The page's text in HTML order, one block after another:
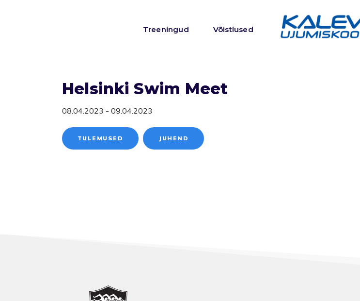
Treeningud Võistlused
Helsinki Swim Meet
08.04.2023 - 09.04.2023
TULEMUSED JUHEND